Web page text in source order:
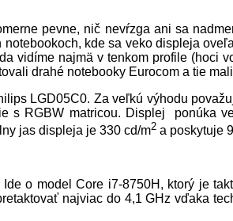
pevne, nič nevŕzga ani sa
kde sa veko displeja
vidíme najmä v tenkom profile (hoci
drahé notebooky Eurocom a tie
LGD05C0. Za veľkú výhodu
s RGBW matricou. Displej ponúka
jas displeja je 330 cd/m2 a poskytuje
o model Core i7-8750H, ktorý je
najviac do 4,1 GHz vďaka